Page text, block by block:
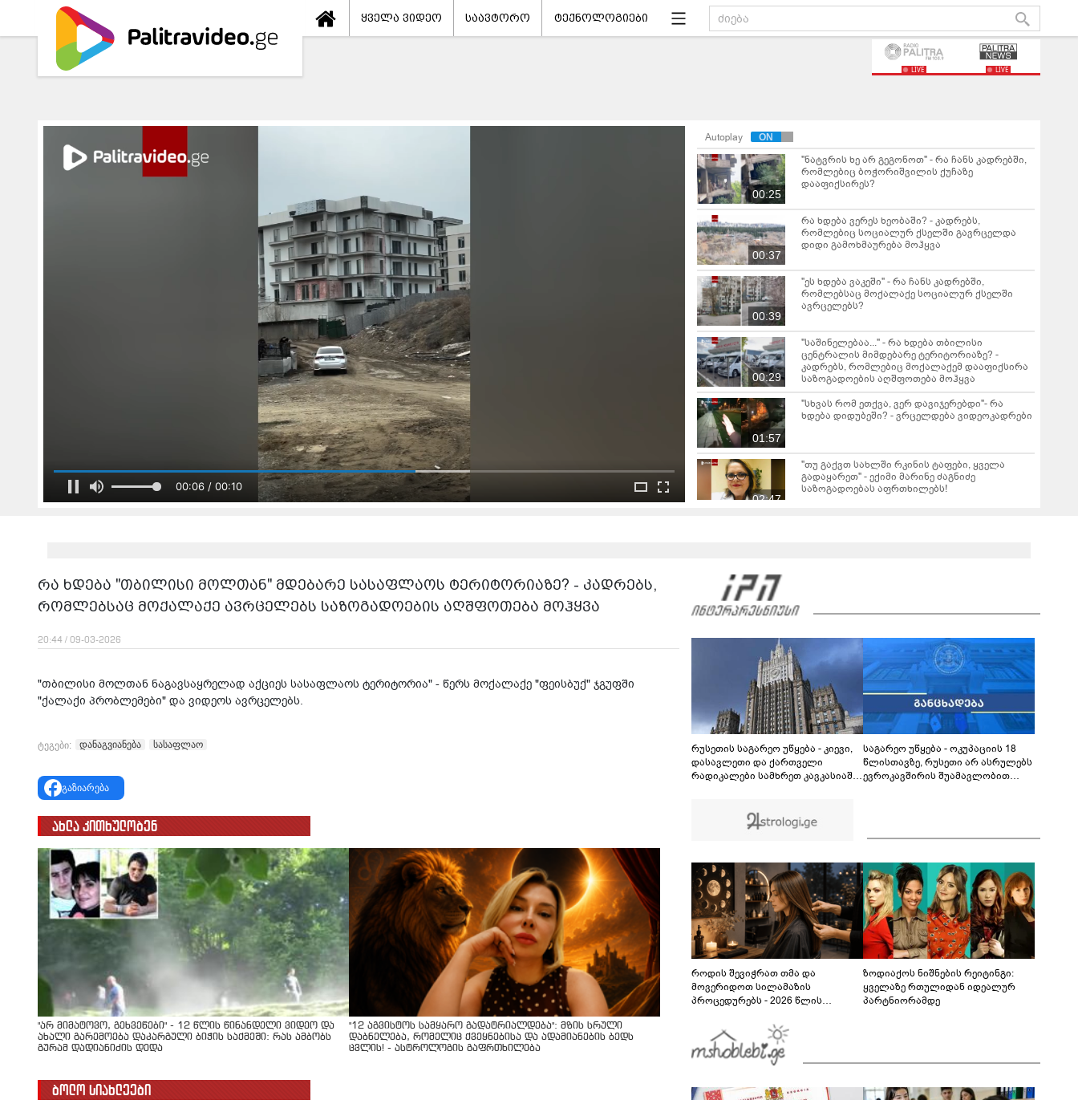
ყველა ვიდეო საავტორო ტექნოლოგიები
LIVE LIVE
00:06 / 00:10
Autoplay
00:25
"ნატვრის ხე არ გეგონოთ" - რა ჩანს კადრებში,
რომლებიც ბოჭორიშვილის ქუჩაზე
დააფიქსირეს?
00:37
რა ხდება ვერეს ხეობაში? - კადრებს,
რომლებიც სოციალურ ქსელში გავრცელდა
დიდი გამოხმაურება მოჰყვა
00:39
"ეს ხდება ვაკეში" - რა ჩანს კადრებში,
რომლებსაც მოქალაქე სოციალურ ქსელში
ავრცელებს?
00:29
"საშინელებაა..." - რა ხდება თბილისი
ცენტრალის მიმდებარე ტერიტორიაზე? -
კადრებს, რომლებიც მოქალაქემ დააფიქსირა
საზოგადოების აღშფოთება მოჰყვა
01:57
"სხვას რომ ეთქვა, ვერ დავიჯერებდი"- რა
ხდება დიდუბეში? - ვრცელდება ვიდეოკადრები
02:47
"თუ გაქვთ სახლში რკინის ტაფები, ყველა
გადაყარეთ" - ექიმი მარინე ძაგნიძე
საზოგადოებას აფრთხილებს!
მოდელი მეუღლე და რა არის ცნობილი მის
00:37
"გამოუშვით ყველა 5000-ლარიანი გირაოთი,
ვინც 126 პრიმა მუხლით ზის, რა პრობლემაა?!"
- რას წერს ნინო ნადირაძე თელავში მომხდარ
ინციდენტზე?
02:08
"ვინმეს თუ არ გინახავთ, "ქართული ოცნების"
პროპაგანდა ამ ვიდეოთი მაშავებს" - რას
ამბობს ონისე ოქრიაშვილი?
რა ხდება "თბილისი მოლთან" მდებარე სასაფლაოს ტერიტორიაზე? - კადრებს,
რომლებსაც მოქალაქე ავრცელებს საზოგადოების აღშფოთება მოჰყვა
20:44 / 09-03-2026
"თბილისი მოლთან ნაგავსაყრელად აქციეს სასაფლაოს ტერიტორია" - წერს მოქალაქე "ფეისბუქ" ჯგუფში
"ქალაქი პრობლემები" და ვიდეოს ავრცელებს.
ტეგები: დანაგვიანება სასაფლაო
გაზიარება
ახლა კითხულობენ
"არ მიმატოვო, გეხვეწები" - 12 წლის წინანდელი ვიდეო და
ახალი გარემოება დაკარგული ბიჭის საქმეში: რას ამბობს
გურამ დადიანიძის დედა
"12 აგვისტოს სამყარო გადატრიალდება": მზის სრული
დაბნელება, რომელიც ქვეყნებისა და ადამიანების ბედს
ცვლის! - ასტროლოგის გაფრთხილება
ბოლო სიახლეები
რუსეთის საგარეო უწყება - კიევი,
დასავლეთი და ქართველი
რადიკალები სამხრეთ კავკასიაში
საგარეო უწყება - ოკუპაციის 18
წლისთავზე, რუსეთი არ ასრულებს
ევროკავშირის შუამავლობით
როდის შევიჭრათ თმა და
მოვერიდოთ სილამაზის
პროცედურებს - 2026 წლის
გზამკვლევი
ზოდიაქოს ნიშნების რეიტინგი:
ყველაზე რთულიდან იდეალურ
პარტნიორამდე